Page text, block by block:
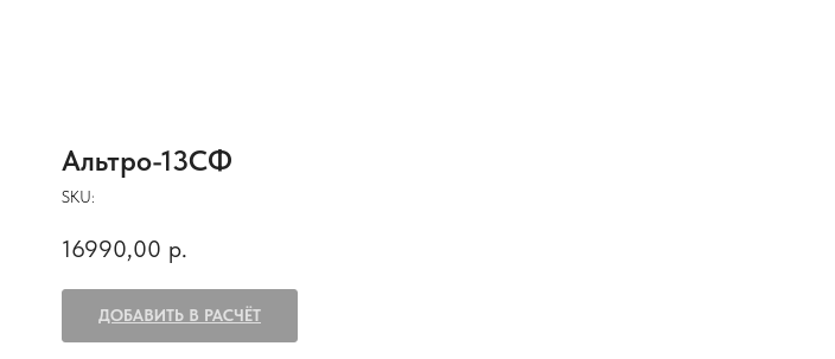
Альтро-13СФ
SKU:
16990,00 р.
ДОБАВИТЬ В РАСЧЁТ